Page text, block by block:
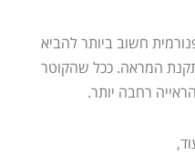
חשוב ביותר להביא
המראה. ככל שהקוטר
רחבה יותר.